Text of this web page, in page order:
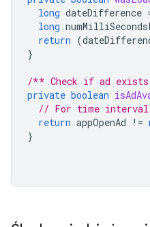
long dateDifference
long
return (
}
/** Check if ad exists
private boolean
// For time interval
return appOpenAd !=
}